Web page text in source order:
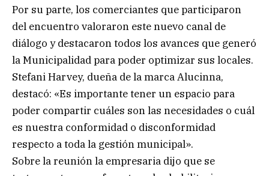
Por su parte, los comerciantes que participaron
del encuentro valoraron este nuevo canal de
diálogo y destacaron todos los avances que generó
la Municipalidad para poder optimizar sus locales.
Stefani Harvey, dueña de la marca Alucinna,
destacó: «Es importante tener un espacio para
poder compartir cuáles son las necesidades o cuál
es nuestra conformidad o disconformidad
respecto a toda la gestión municipal».
Sobre la reunión la empresaria dijo que se